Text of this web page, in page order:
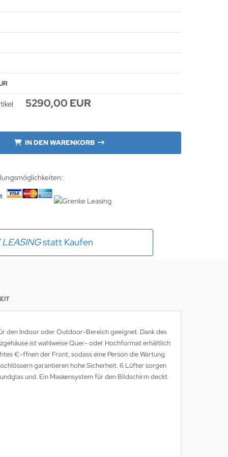
5290,00 EUR
IN DEN WARENKORB
LEASINGstatt Kaufen
den Indoor oder Outdoor-Bereich geeignet. Dank des
ist wahlweise Quer- oder Hochformat erhältlich
€–ffnen der Front, sodass eine Person die Wartung
garantieren hohe Sicherheit. 6 Lüfter sorgen
und. Ein Maskensystem für den Bildschirm deckt